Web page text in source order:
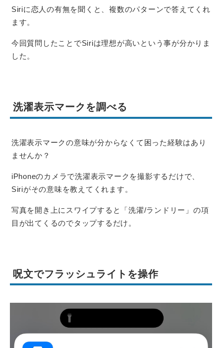
Siriに恋人の有無を聞くと、複数のパターンで答えてくれ
ます。
今回質問したことでSiriは理想が高いという事が分かりま
した。
洗濯表示マークを調べる
洗濯表示マークの意味が分からなくて困った経験はあり
ませんか？
iPhoneのカメラで洗濯表示マークを撮影するだけで、
Siriがその意味を教えてくれます。
写真を開き上にスワイプすると「洗濯/ランドリー」の項
目が出てくるのでタップするだけ。
呪文でフラッシュライトを操作